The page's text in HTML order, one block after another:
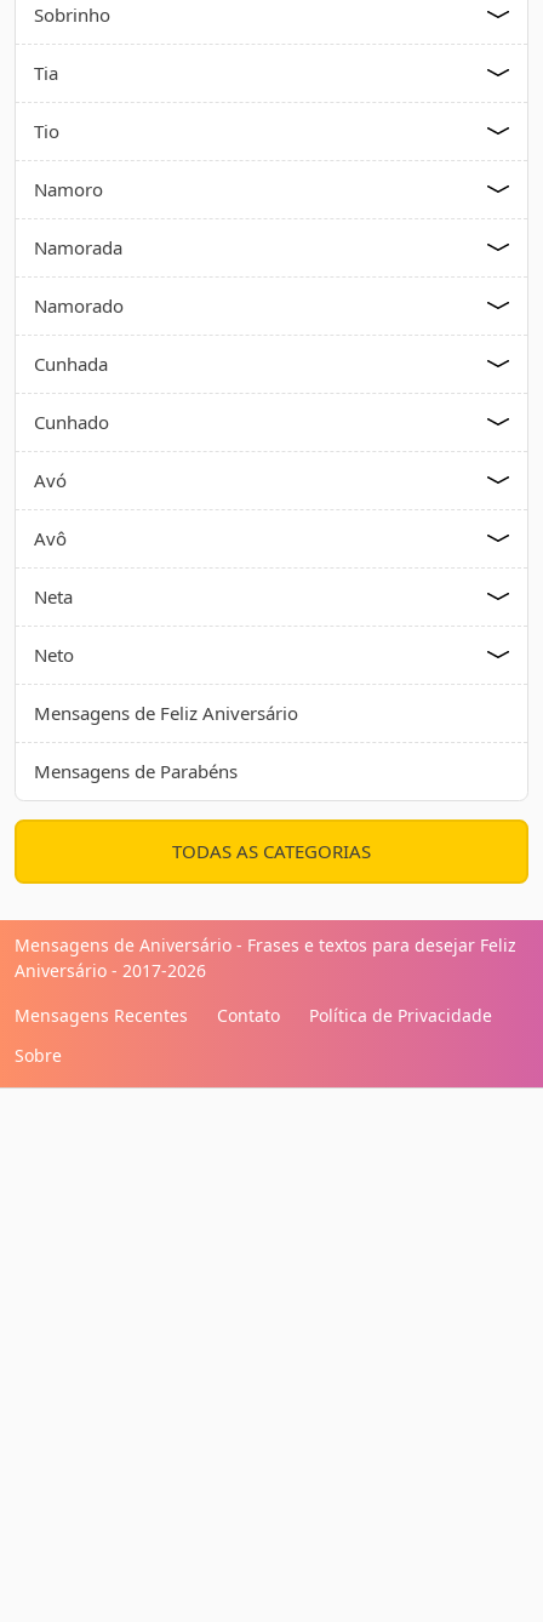
Sobrinho
Tia
Tio
Namoro
Namorada
Namorado
Cunhada
Cunhado
Avó
Avô
Neta
Neto
Mensagens de Feliz Aniversário
Mensagens de Parabéns
TODAS AS CATEGORIAS
Mensagens de Aniversário - Frases e textos para desejar Feliz
Aniversário - 2017-2026
Mensagens Recentes
Contato
Política de Privacidade
Sobre